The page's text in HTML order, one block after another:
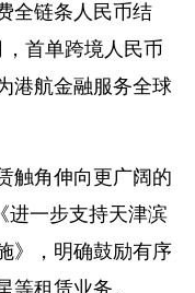
全链条人民币结
首单跨境人民币
港航金融服务全球
角伸向更广阔的
进一步支持天津滨
》，明确鼓励有序
租赁业务。